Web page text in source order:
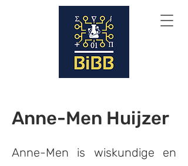
Anne-Men Huijzer
Anne-Men is wiskundige en